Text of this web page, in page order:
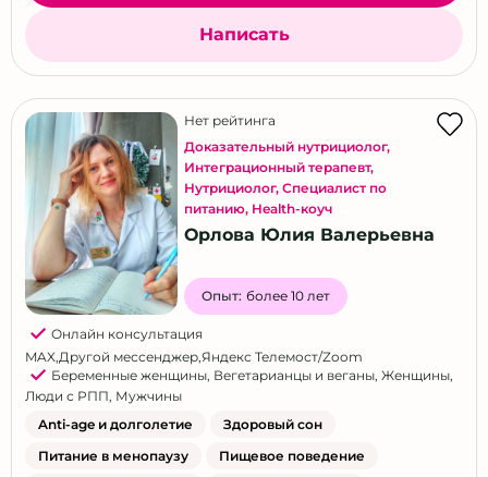
Написать
Нет рейтинга
Доказательный нутрициолог,
Интеграционный терапевт,
Нутрициолог, Специалист по
питанию, Health-коуч
Орлова Юлия Валерьевна
Опыт: более 10 лет
Онлайн консультация
MAX,Другой мессенджер,Яндекс Телемост/Zoom
Беременные женщины, Вегетарианцы и веганы, Женщины,
Люди с РПП, Мужчины
Anti-age и долголетие
Здоровый сон
Питание в менопаузу
Пищевое поведение